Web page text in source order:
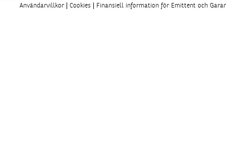
Användarvillkor Cookies Finansiell information för Emittent och